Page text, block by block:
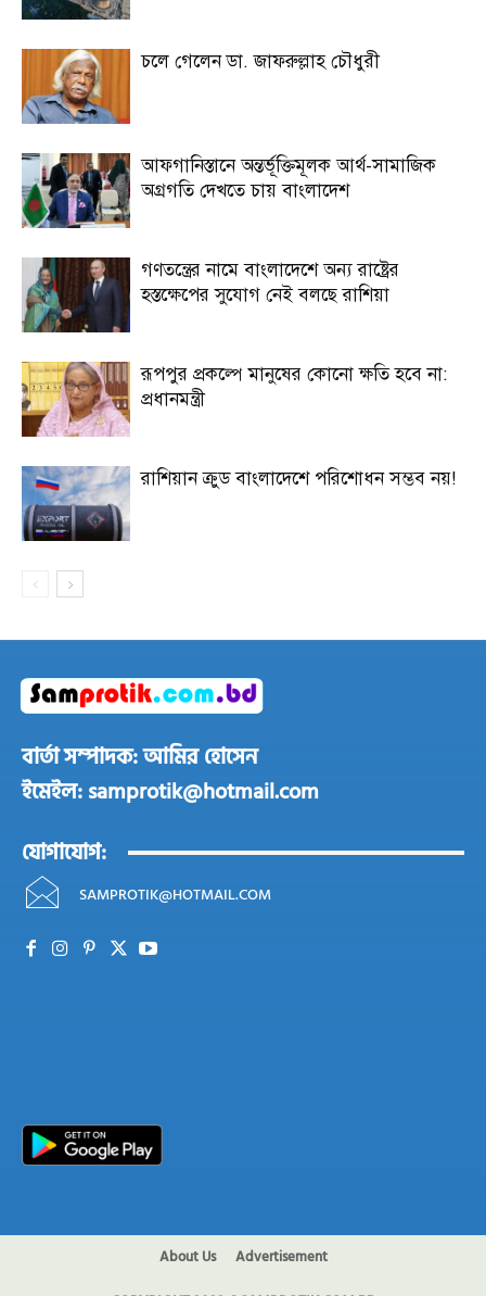
চলে গেলেন ডা. জাফরুল্লাহ চৌধুরী
আফগানিস্তানে অন্তর্ভূক্তিমূলক আর্থ-সামাজিক
অগ্রগতি দেখতে চায় বাংলাদেশ
গণতন্ত্রের নামে বাংলাদেশে অন্য রাষ্ট্রের
হস্তক্ষেপের সুযোগ নেই বলছে রাশিয়া
রূপপুর প্রকল্পে মানুষের কোনো ক্ষতি হবে না:
প্রধানমন্ত্রী
রাশিয়ান ক্রুড বাংলাদেশে পরিশোধন সম্ভব নয়!
বার্তা সম্পাদক: আমির হোসেন
ইমেইল: samprotik@hotmail.com
যোগাযোগ:
SAMPROTIK@HOTMAIL.COM
About Us Advertisement